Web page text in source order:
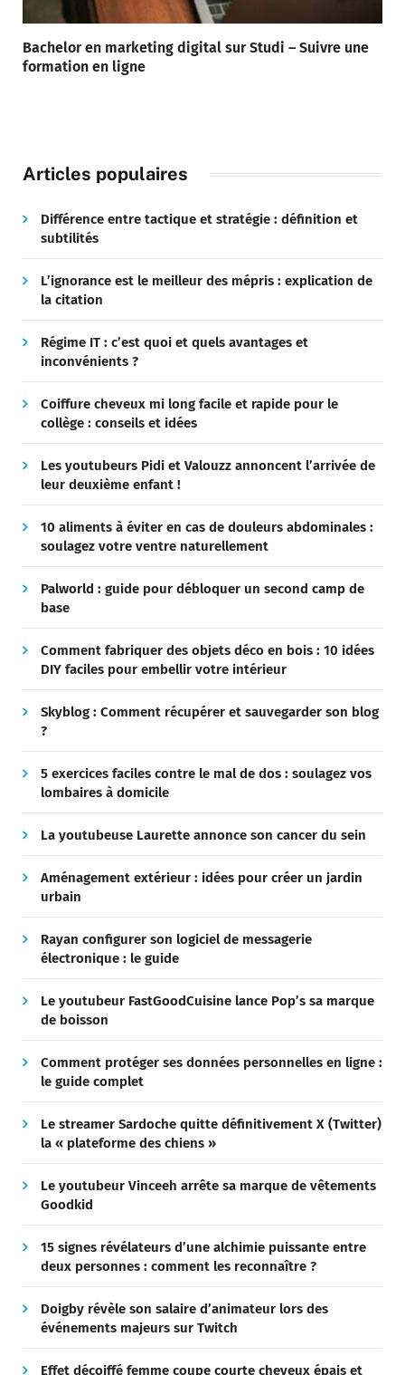
Bachelor en marketing digital sur Studi – Suivre une
formation en ligne
Articles populaires
Différence entre tactique et stratégie : définition et
subtilités
L’ignorance est le meilleur des mépris : explication de
la citation
Régime IT : c’est quoi et quels avantages et
inconvénients ?
Coiffure cheveux mi long facile et rapide pour le
collège : conseils et idées
Les youtubeurs Pidi et Valouzz annoncent l’arrivée de
leur deuxième enfant !
10 aliments à éviter en cas de douleurs abdominales :
soulagez votre ventre naturellement
Palworld : guide pour débloquer un second camp de
base
Comment fabriquer des objets déco en bois : 10 idées
DIY faciles pour embellir votre intérieur
Skyblog : Comment récupérer et sauvegarder son blog
?
5 exercices faciles contre le mal de dos : soulagez vos
lombaires à domicile
La youtubeuse Laurette annonce son cancer du sein
Aménagement extérieur : idées pour créer un jardin
urbain
Rayan configurer son logiciel de messagerie
électronique : le guide
Le youtubeur FastGoodCuisine lance Pop’s sa marque
de boisson
Comment protéger ses données personnelles en ligne :
le guide complet
Le streamer Sardoche quitte définitivement X (Twitter)
la « plateforme des chiens »
Le youtubeur Vinceeh arrête sa marque de vêtements
Goodkid
15 signes révélateurs d’une alchimie puissante entre
deux personnes : comment les reconnaître ?
Doigby révèle son salaire d’animateur lors des
événements majeurs sur Twitch
Effet décoiffé femme coupe courte cheveux épais et